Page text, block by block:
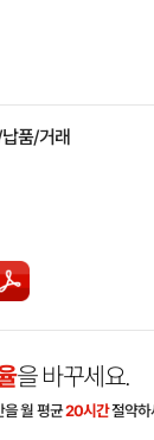
품/거래
을 바꾸세요.
을 월 평균20시간절약하